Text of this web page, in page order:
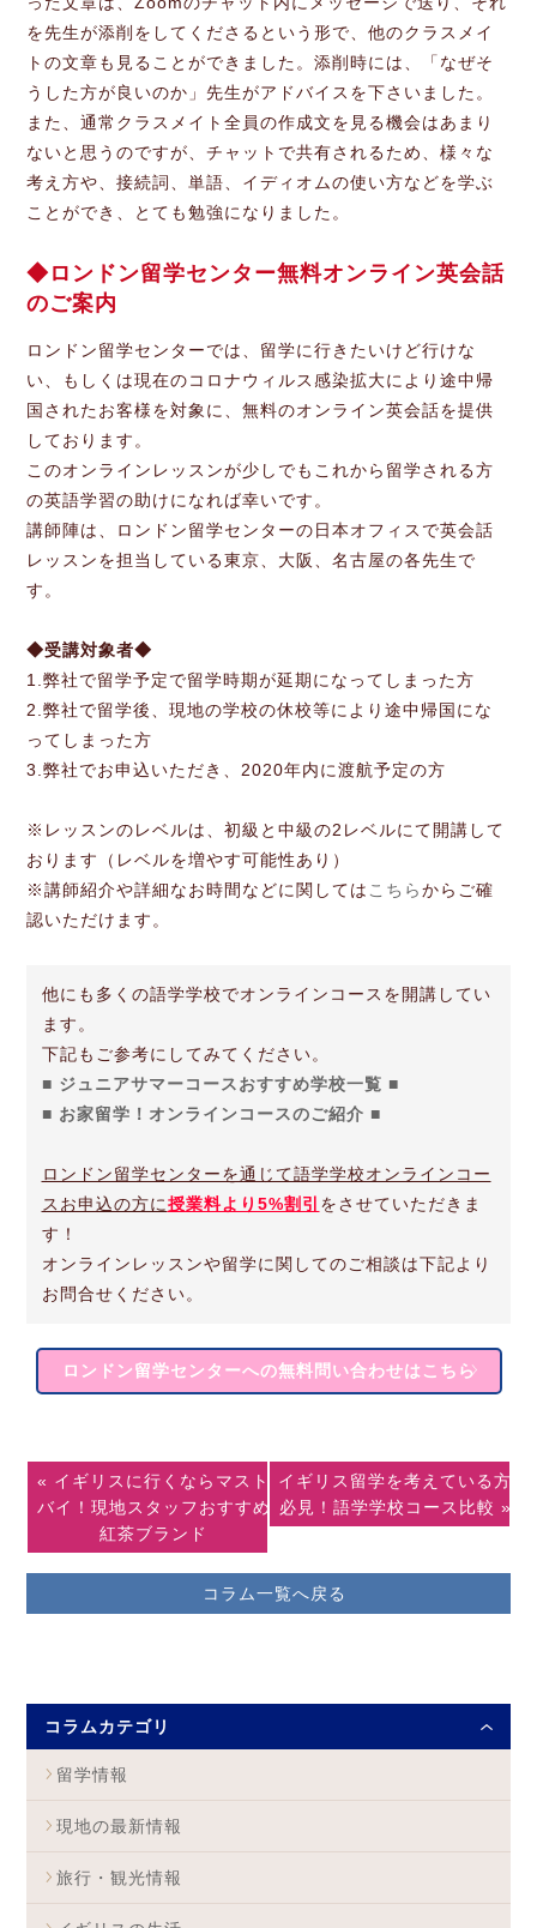
を先生が添削をしてくださるという形で、他のクラスメイ
トの文章も見ることができました。添削時には、「なぜそ
うした方が良いのか」先生がアドバイスを下さいました。
また、通常クラスメイト全員の作成文を見る機会はあまり
ないと思うのですが、チャットで共有されるため、様々な
考え方や、接続詞、単語、イディオムの使い方などを学ぶ
ことができ、とても勉強になりました。
ロンドン留学センター無料オンライン英会話
のご案内
ロンドン留学センターでは、留学に行きたいけど行けな
い、もしくは現在のコロナウィルス感染拡大により途中帰
国されたお客様を対象に、無料のオンライン英会話を提供
しております。
このオンラインレッスンが少しでもこれから留学される方
の英語学習の助けになれば幸いです。
講師陣は、ロンドン留学センターの日本オフィスで英会話
レッスンを担当している東京、大阪、名古屋の各先生で
す。
◆受講対象者◆
1.弊社で留学予定で留学時期が延期になってしまった方
2.弊社で留学後、現地の学校の休校等により途中帰国にな
ってしまった方
3.弊社でお申込いただき、2020年内に渡航予定の方
※レッスンのレベルは、初級と中級の2レベルにて開講して
おります（レベルを増やす可能性あり）
※講師紹介や詳細なお時間などに関しては こちらからご確
認いただけます。
他にも多くの語学学校でオンラインコースを開講してい
ます。
下記もご参考にしてみてください。
■ ジュニアサマーコースおすすめ学校一覧 ■
■ お家留学！オンラインコースのご紹介 ■
ロンドン留学センターを通じて語学学校オンラインコー
スお申込の方に授業料より5%割引 をさせていただきま
す！
オンラインレッスンや留学に関してのご相談は下記より
お問合せください。
ロンドン留学センターへの無料問い合わせはこちら
« イギリスに行くならマスト
バイ！現地スタッフおすすめ
紅茶ブランド
コラム一覧へ戻る
イギリス留学を考えている方
必見！語学学校コース比較 »
コラムカテゴリ
留学情報
現地の最新情報
旅行・観光情報